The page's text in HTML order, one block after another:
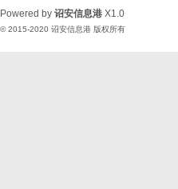
Powered by 诏安信息港 X1.0
© 2015-2020 诏安信息港 版权所有